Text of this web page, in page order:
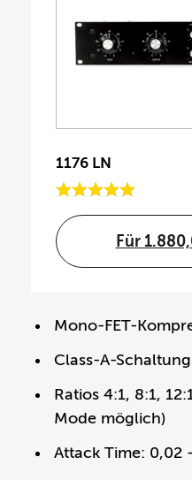
1176 LN
Für
Mono-FET-
Class-A-
Ratios 4:1, 8:1,
Mode möglich)
Attack Time: 0,02